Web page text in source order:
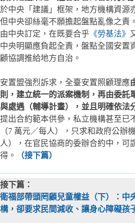
於中央「建議」框架，地方機構資源
但中央卻絲毫不願擔起盤點亂像之責
由中央訂定，在既要合乎 《勞基法》
中央明顯應負起全責，盤點全國安置
顧協調推給地方自治。
安置盟強烈訴求，全臺安置照顧理應
則，建立統一的派案機制，再由委託
與處遇（輔導計畫），並且明確依法
提出合約範本供參，私立機構甚至已
（7 萬元／每人），只求和政府公辦
人），在官民協商的委辦合約中，可
得。
（接下篇）
接下篇：
衛福部帶頭罔顧兒童權益（下）：中
構，卻要求民間減收、讓身心障礙孩